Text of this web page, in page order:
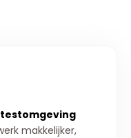
makkelijker,